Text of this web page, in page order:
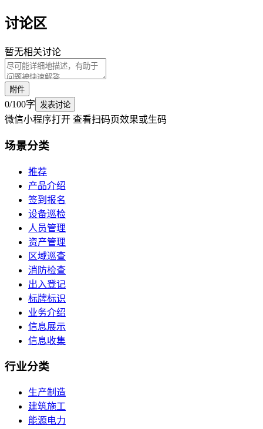
讨论区
暂无相关讨论
附件
0/100字 发表讨论
微信小程序打开 查看扫码页效果或生码
场景分类
推荐
产品介绍
签到报名
设备巡检
人员管理
资产管理
区域巡查
消防检查
出入登记
标牌标识
业务介绍
信息展示
信息收集
行业分类
生产制造
建筑施工
能源电力